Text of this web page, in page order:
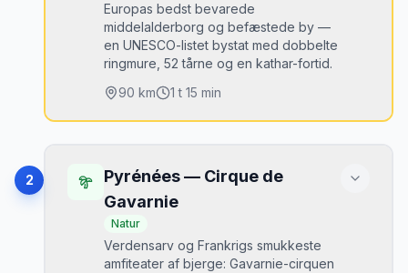
Europas bedst bevarede
middelalderborg og befæstede by —
en UNESCO-listet bystat med dobbelte
ringmure, 52 tårne og en kathar-fortid.
90 km 1 t 15 min
•
La Cité med 3 km dobbelt ringmur
Château Comtal inde i den befæstede by
Basilique Saint-Nazaire med gotiske
glasmosaikker
Cassoulet de Castelnaudary på vejen hjem
2
Pyrénées — Cirque de
Gavarnie
Natur
Verdensarv og Frankrigs smukkeste
amfiteater af bjerge: Gavarnie-cirquen